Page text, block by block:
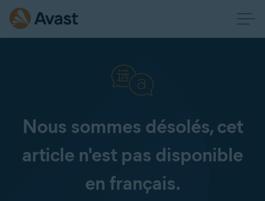
Nous sommes désolés, cet
article n'est pas disponible
en français.